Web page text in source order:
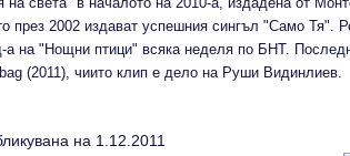
през 2002 издават успешния сингъл "Само Тя".
на "Нощни птици" всяка неделя по БНТ.
(2011), чиито клип е дело на Руши Видинлиев.
на 1.12.2011